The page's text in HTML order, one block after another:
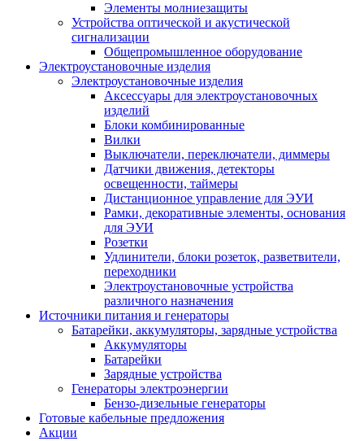
Элементы молниезащиты
Устройства оптической и акустической
сигнализации
Общепромышленное оборудование
Электроустановочные изделия
Электроустановочные изделия
Аксессуары для электроустановочных
изделий
Блоки комбинированные
Вилки
Выключатели, переключатели, диммеры
Датчики движения, детекторы
освещенности, таймеры
Дистанционное управление для ЭУИ
Рамки, декоративные элементы, основания
для ЭУИ
Розетки
Удлинители, блоки розеток, разветвители,
переходники
Электроустановочные устройства
различного назначения
Источники питания и генераторы
Батарейки, аккумуляторы, зарядные устройства
Аккумуляторы
Батарейки
Зарядные устройства
Генераторы электроэнергии
Бензо-дизельные генераторы
Готовые кабельные предложения
Акции